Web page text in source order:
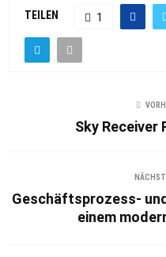
TEILEN 1
Sky Receiver
Geschäftsprozess-
einem